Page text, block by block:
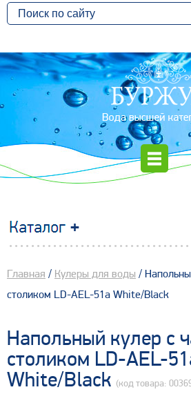
Главная / Кулеры для воды /
столиком LD-AEL-51a White/Black
Напольный кулер с
столиком LD-AEL-
White/Black (код товара: